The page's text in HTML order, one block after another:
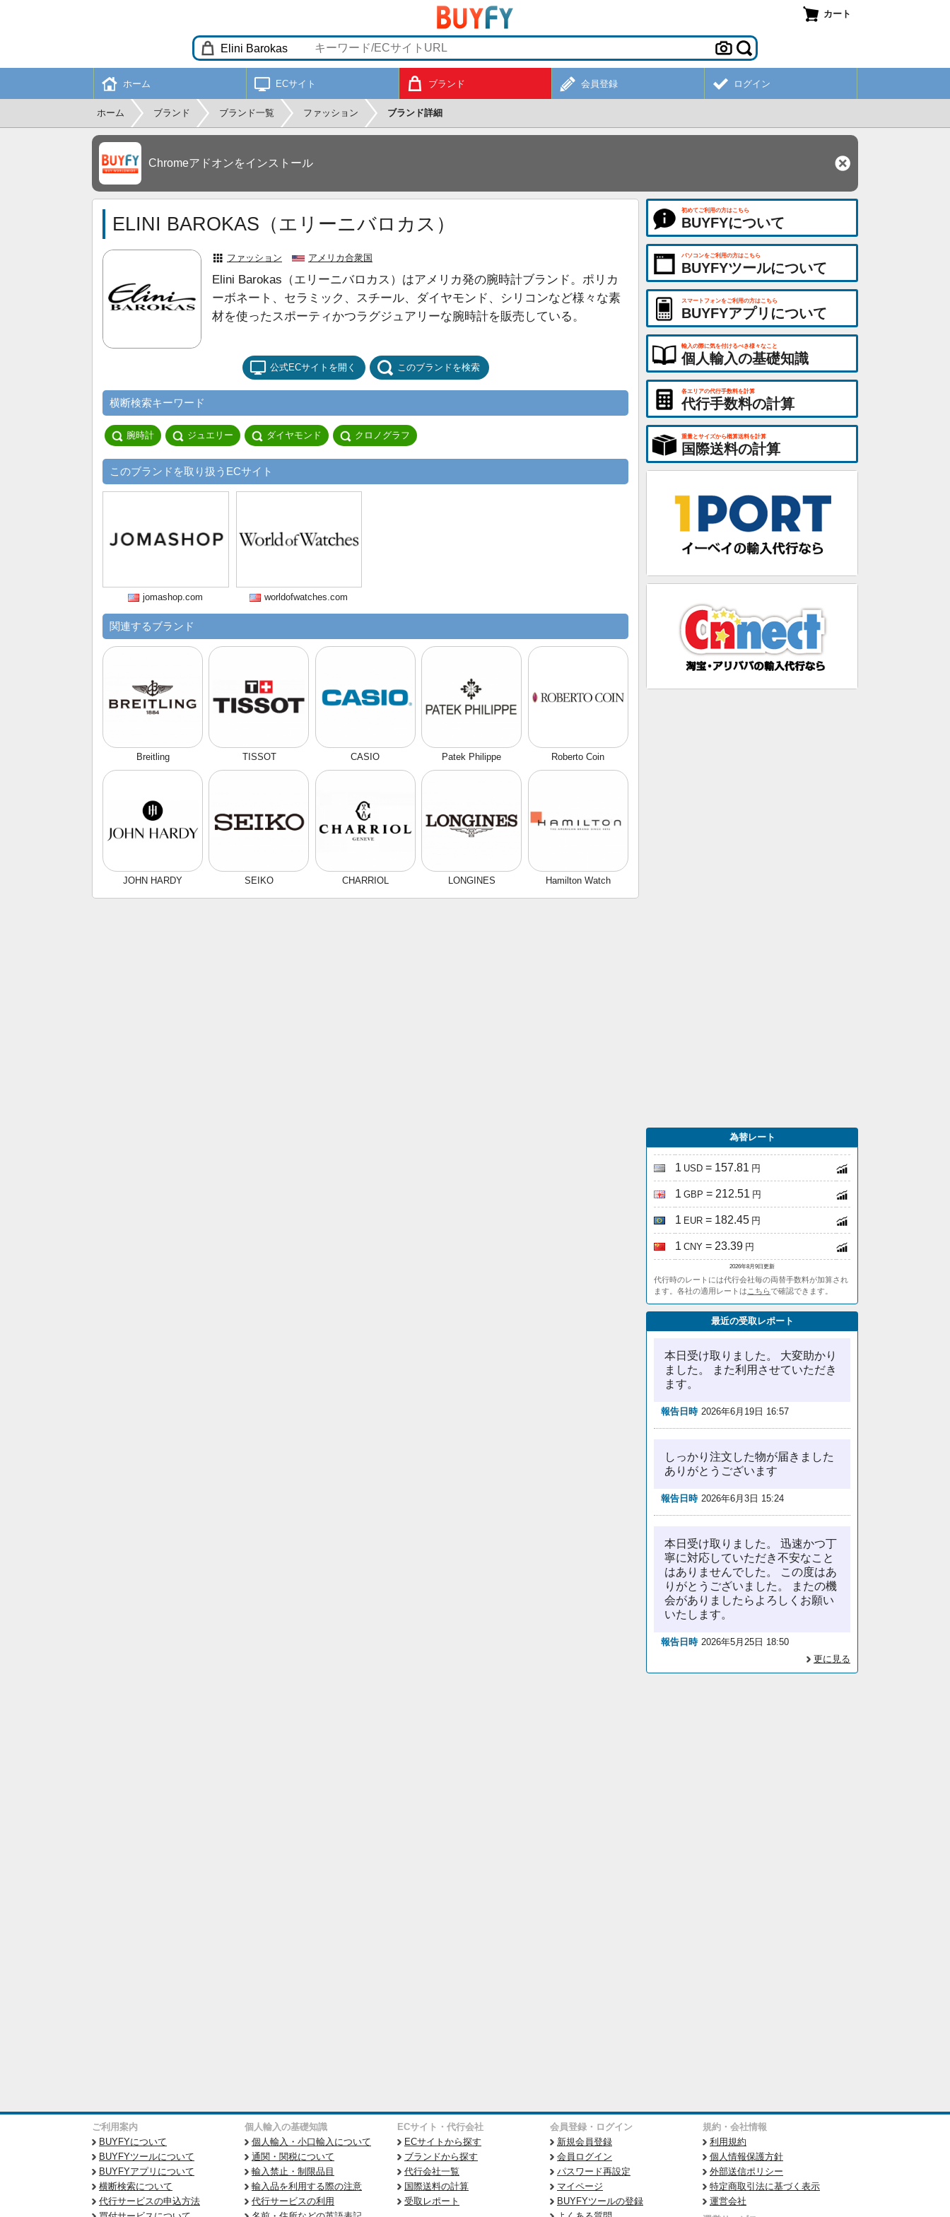
カート
ホーム ECサイト ブランド 会員登録 ログイン
ホーム ブランド ブランド一覧 ファッション ブランド詳細
Chromeアドオンをインストール
ELINI BAROKAS（エリーニバロカス）
ファッション アメリカ合衆国
Elini Barokas（エリーニバロカス）はアメリカ発の腕時計ブランド。ポリカ
ーボネート、セラミック、スチール、ダイヤモンド、シリコンなど様々な素
材を使ったスポーティかつラグジュアリーな腕時計を販売している。
公式ECサイトを開く このブランドを検索
横断検索キーワード
腕時計 ジュエリー ダイヤモンド クロノグラフ
このブランドを取り扱うECサイト
jomashop.com worldofwatches.com
関連するブランド
Breitling TISSOT CASIO Patek Philippe Roberto Coin
JOHN HARDY SEIKO CHARRIOL LONGINES Hamilton Watch
初めてご利用の方はこちら
BUYFYについて
パソコンをご利用の方はこちら
BUYFYツールについて
スマートフォンをご利用の方はこちら
BUYFYアプリについて
輸入の際に気を付けるべき様々なこと
個人輸入の基礎知識
各エリアの代行手数料を計算
代行手数料の計算
重量とサイズから概算送料を計算
国際送料の計算
為替レート
1 USD = 157.81 円
1 GBP = 212.51 円
1 EUR = 182.45 円
1 CNY = 23.39 円
2026年8月9日更新
代行時のレートには代行会社毎の両替手数料が加算され
ます。各社の適用レートは こちらで確認できます。
最近の受取レポート
本日受け取りました。 大変助かり
ました。 また利用させていただき
ます。
報告日時 2026年6月19日 16:57
しっかり注文した物が届きました
ありがとうございます
報告日時 2026年6月3日 15:24
本日受け取りました。 迅速かつ丁
寧に対応していただき不安なこと
はありませんでした。 この度はあ
りがとうございました。 またの機
会がありましたらよろしくお願い
いたします。
報告日時 2026年5月25日 18:50
更に見る
ご利用案内
BUYFYについて
BUYFYツールについて
BUYFYアプリについて
横断検索について
代行サービスの申込方法
個人輸入の基礎知識
個人輸入・小口輸入について
通関・関税について
輸入禁止・制限品目
輸入品を利用する際の注意
代行サービスの利用
ECサイト・代行会社
ECサイトから探す
ブランドから探す
代行会社一覧
国際送料の計算
受取レポート
会員登録・ログイン
新規会員登録
会員ログイン
パスワード再設定
マイページ
BUYFYツールの登録
規約・会社情報
利用規約
個人情報保護方針
外部送信ポリシー
特定商取引法に基づく表示
運営会社